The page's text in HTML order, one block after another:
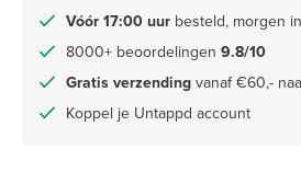
Vóór 17:00 uur besteld, morgen
8000+ beoordelingen 9.8/10
Gratis verzending vanaf €60,-
Koppel je Untappd account